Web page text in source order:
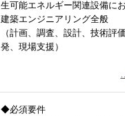
生可能エネルギー関連設備に
建築エンジニアリング全般
（計画、調査、設計、技術評
発、現場支援）
◆必須要件